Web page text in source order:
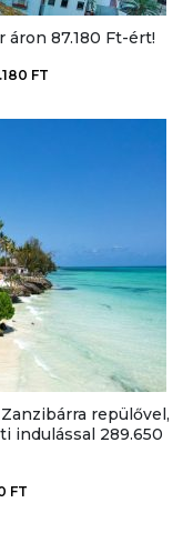
áron 87.180 Ft-ért!
FT
repülővel,
indulással 289.650
FT